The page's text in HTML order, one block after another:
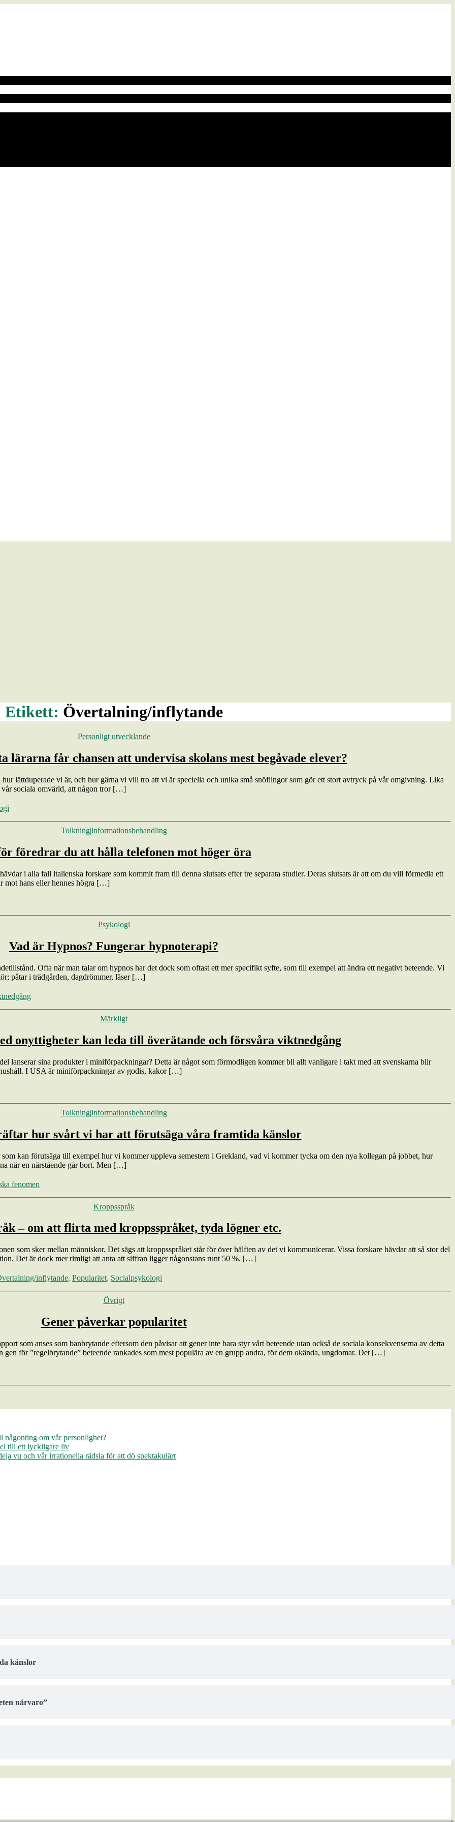
Etikett: Övertalning/inflytande
Kategorier
Personligt utvecklande
lärarna får chansen att undervisa skolans mest begåvade elever?
lättduperade vi är, och hur gärna vi vill tro att vi är speciella och unika små snöflingor som gör ett stort avtryck på vår omgivning. Lika
vår sociala omvärld, att någon tror […]
Kategorier
Tolkning|informationsbehandling
föredrar du att hålla telefonen mot höger öra
i alla fall italienska forskare som kommit fram till denna slutsats efter tre separata studier. Deras slutsats är att om du vill förmedla ett
mot hans eller hennes högra […]
Kategorier
Psykologi
Vad är Hypnos? Fungerar hypnoterapi?
Ofta när man talar om hypnos har det dock som oftast ett mer specifikt syfte, som till exempel att ändra ett negativt beteende. Vi
påtar i trädgården, dagdrömmer, läser […]
Kategorier
Märkligt
onyttigheter kan leda till överätande och försvåra viktnedgång
lanserar sina produkter i miniförpackningar? Detta är något som förmodligen kommer bli allt vanligare i takt med att svenskarna blir
I USA är miniförpackningar av godis, kakor […]
Kategorier
Tolkning|informationsbehandling
hur svårt vi har att förutsäga våra framtida känslor
kan förutsäga till exempel hur vi kommer uppleva semestern i Grekland, vad vi kommer tycka om den nya kollegan på jobbet, hur
när en närstående går bort. Men […]
fenomen
Kategorier
Kroppsspråk
– om att flirta med kroppsspråket, tyda lögner etc.
som sker mellan människor. Det sägs att kroppsspråket står för över hälften av det vi kommunicerar. Vissa forskare hävdar att så stor del
Det är dock mer rimligt att anta att siffran ligger någonstans runt 50 %. […]
inflytande, Popularitet, Socialpsykologi
Kategorier
Övrigt
Gener påverkar popularitet
som anses som banbrytande eftersom den påvisar att gener inte bara styr vårt beteende utan också de sociala konsekvenserna av detta
för ”regelbrytande” beteende rankades som mest populära av en grupp andra, för dem okända, ungdomar. Det […]
någonting om vår personlighet?
till ett lyckligare liv
vu och vår irrationella rädsla för att dö spektakulärt
känslor
närvaro”